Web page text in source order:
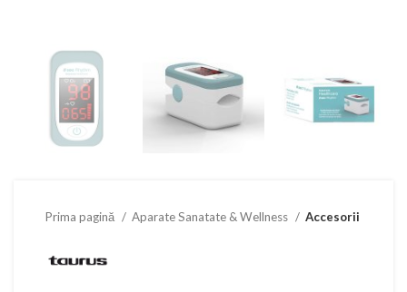
Prima pagină Aparate Sanatate & Wellness Accesorii